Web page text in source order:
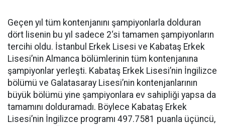
Geçen yıl tüm kontenjanını şampiyonlarla dolduran
dört lisenin bu yıl sadece 2‘si tamamen şampiyonların
tercihi oldu. İstanbul Erkek Lisesi ve Kabataş Erkek
Lisesi’nin Almanca bölümlerinin tüm kontenjanına
şampiyonlar yerleşti. Kabataş Erkek Lisesi’nin İngilizce
bölümü ve Galatasaray Lisesi’nin kontenjanlarının
büyük bölümü yine şampiyonlara ev sahipliği yapsa da
tamamını dolduramadı. Böylece Kabataş Erkek
Lisesi’nin İngilizce programı 497.7581 puanla üçüncü,